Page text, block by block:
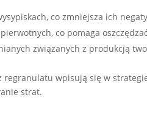
co zmniejsza ich
co pomaga
związanych z produkcją
regranulatu wpisują się w
strat.